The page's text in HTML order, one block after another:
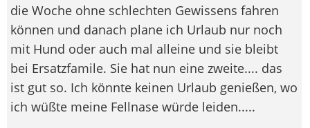
die Woche ohne schlechten Gewissens fahren
können und danach plane ich Urlaub nur noch
mit Hund oder auch mal alleine und sie bleibt
bei Ersatzfamile. Sie hat nun eine zweite.... das
ist gut so. Ich könnte keinen Urlaub genießen, wo
ich wüßte meine Fellnase würde leiden.....